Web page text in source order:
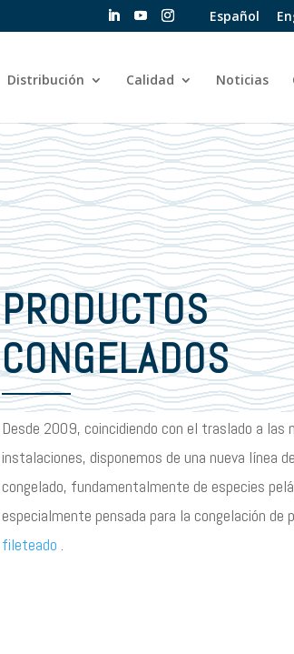
Español
Distribución Calidad Noticias
PRODUCTOS
CONGELADOS
Desde 2009, coincidiendo con el traslado a las
instalaciones, disponemos de una nueva línea
congelado, fundamentalmente de especies
especialmente pensada para la congelación de
fileteado .